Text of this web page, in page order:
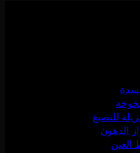
للتصبغ
الدهون
العين